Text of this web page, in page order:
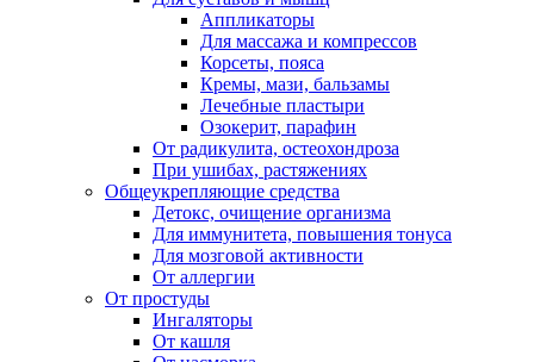
Аппликаторы
Для массажа и компрессов
Корсеты, пояса
Кремы, мази, бальзамы
Лечебные пластыри
Озокерит, парафин
От радикулита, остеохондроза
При ушибах, растяжениях
Общеукрепляющие средства
Детокс, очищение организма
Для иммунитета, повышения тонуса
Для мозговой активности
От аллергии
От простуды
Ингаляторы
От кашля